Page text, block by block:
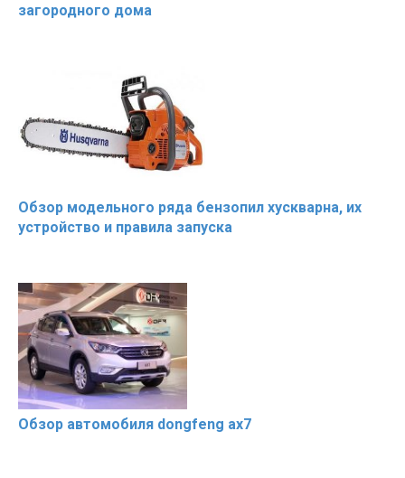
загородного дома
Обзор модельного ряда бензопил хускварна, их
устройство и правила запуска
Обзор автомобиля dongfeng ax7